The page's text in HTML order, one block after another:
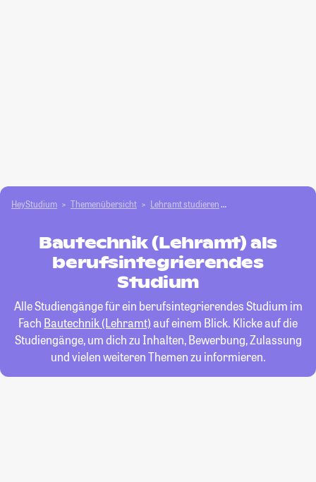
HeyStudium Themenübersicht Lehramt studieren
Bautechnik (Lehramt) als
berufsintegrierendes
Studium
Alle Studiengänge für ein berufsintegrierendes Studium im
Fach Bautechnik (Lehramt)auf einem Blick. Klicke auf die
Studiengänge, um dich zu Inhalten, Bewerbung, Zulassung
und vielen weiteren Themen zu informieren.